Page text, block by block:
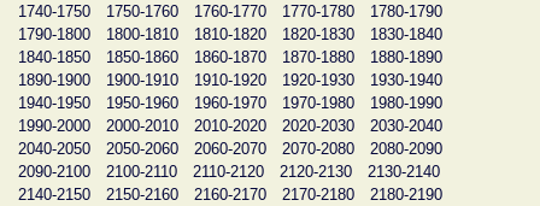
1740-1750
1750-1760 1760-1770 1770-1780
1780-1790
1790-1800
1800-1810 1810-1820 1820-1830
1830-1840
1840-1850
1850-1860 1860-1870 1870-1880
1880-1890
1890-1900
1900-1910 1910-1920 1920-1930
1930-1940
1940-1950
1950-1960 1960-1970 1970-1980
1980-1990
1990-2000
2000-2010 2010-2020 2020-2030
2030-2040
2040-2050
2050-2060 2060-2070 2070-2080
2080-2090
2090-2100
2100-2110 2110-2120 2120-2130
2130-2140
2140-2150
2150-2160 2160-2170 2170-2180
2180-2190